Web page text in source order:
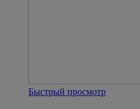
Быстрый просмотр